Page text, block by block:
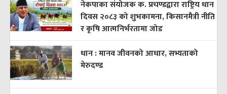
नेकपाका संयोजक क. प्रचण्डद्वारा राष्ट्रिय धान
दिवस २०८३ को शुभकामना, किसानमैत्री नीति
र कृषि आत्मनिर्भरतामा जोड
धान : मानव जीवनको आधार, सभ्यताको
मेरुदण्ड